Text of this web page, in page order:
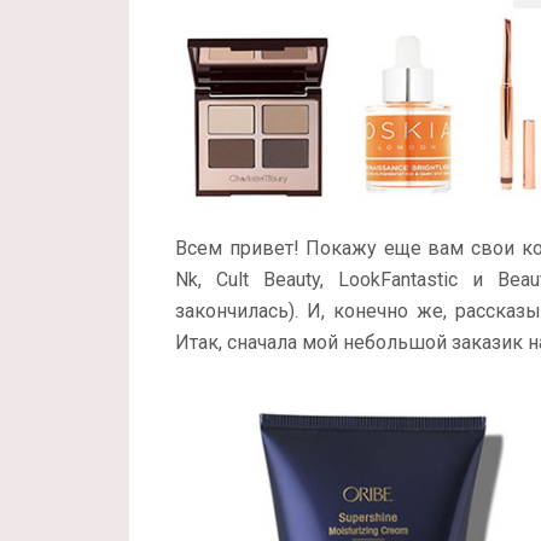
Всем привет! Покажу еще вам свои
Nk, Cult Beauty, LookFantastic и
закончилась). И, конечно же,
Итак, сначала мой небольшой заказик